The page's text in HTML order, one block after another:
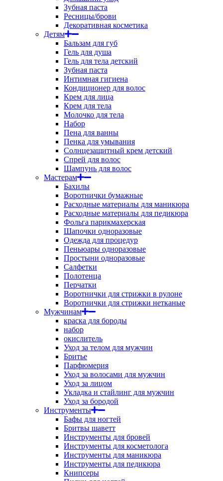
Зубная паста
Ресницы/брови
Декоративная косметика
Детям
Бальзам для губ
Гель для душа
Гель для тела детский
Зубная паста
Интимная гигиена
Кондиционер для волос
Крем для лица
Крем для тела
Молочко для тела
Набор
Пена для ванны
Пенка для умывания
Солнцезащитный крем детский
Спрей для волос
Шампунь для волос
Мастерам
Бахилы
Воротнички бумажные
Расходные материалы для маникюра
Расходные материалы для педикюра
Фольга парикмахерская
Шапочки одноразовые
Одежда для процедур
Пеньюары одноразовые
Простыни одноразовые
Салфетки
Полотенца
Перчатки
Воротнички для стрижки в рулоне
Воротнички для стрижки нетканые
Мужчинам
краска для бороды
набор
окислитель
Уход за телом для мужчин
Бритье
Парфюмерия
Уход за волосами для мужчин
Уход за лицом
Укладка и стайлинг для мужчин
Уход за бородой
Инструменты
Бафы для ногтей
Бритвы шаветт
Инструменты для бровей
Инструменты для косметолога
Инструменты для маникюра
Инструменты для педикюра
Книпсеры